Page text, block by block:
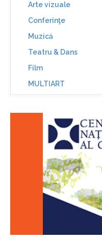
Arte vizuale
Conferinţe
Muzică
Teatru & Dans
Film
MULTIART